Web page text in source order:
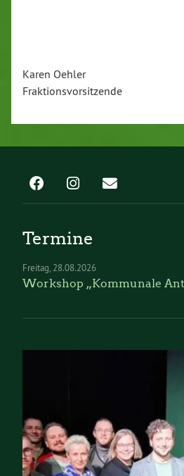
Karen Oehler
Fraktionsvorsitzende
Termine
Freitag 28.08.2026
Workshop „Kommunale